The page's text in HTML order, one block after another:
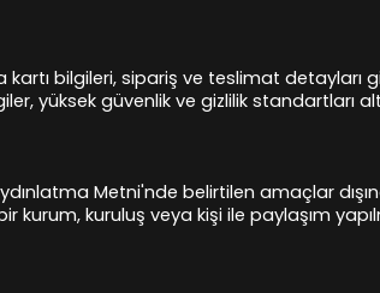
bilgileri, sipariş ve teslimat detayları
yüksek güvenlik ve gizlilik standartları
Metni'nde belirtilen amaçlar
kurum, kuruluş veya kişi ile paylaşım